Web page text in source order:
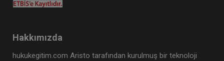
Hakkımızda
hukukegitim.com Aristo tarafından kurulmuş bir teknoloji